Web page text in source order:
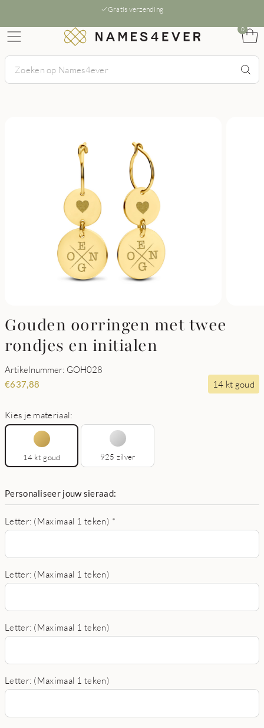
Gratis verzending
0
Gouden oorringen met twee
rondjes en initialen
Artikelnummer: GOH028
€637,88 14 kt goud
Kies je materiaal:
14 kt goud 925 zilver
Personaliseer jouw sieraad:
Letter: (Maximaal 1 teken) *
Letter: (Maximaal 1 teken)
Letter: (Maximaal 1 teken)
Letter: (Maximaal 1 teken)